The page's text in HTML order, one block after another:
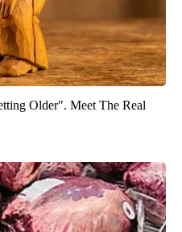
Older". Meet The Real